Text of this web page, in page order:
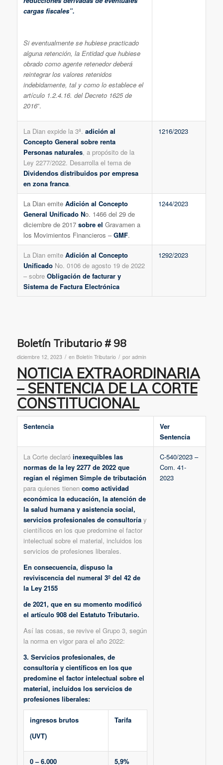
cargas fiscales”.
Si eventualmente se hubiese practicado
alguna retención, la Entidad que hubiese
obrado como agente retenedor deberá
reintegrar los valores retenidos
indebidamente, tal y como lo establece el
artículo 1.2.4.16. del Decreto 1625 de
2016”.
La Dian expide la 3ª. adición al
Concepto General sobre renta
Personas naturales, a propósito de la
Ley 2277/2022. Desarrolla el tema de
Dividendos distribuidos por empresa
en zona franca.
1216/2023
La Dian emite Adición al Concepto
General Unificado No. 1466 del 29 de
diciembre de 2017sobre el Gravamen a
los Movimientos Financieros –GMF.
1244/2023
La Dian emite Adición al Concepto
Unificado No. 0106 de agosto 19 de 2022
– sobreObligación de facturar y
Sistema de Factura Electrónica
1292/2023
Boletín Tributario # 98
diciembre 12, 2023 / en Boletín Tributario / por admin
NOTICIA EXTRAORDINARIA
– SENTENCIA DE LA CORTE
CONSTITUCIONAL
Sentencia
Ver
Sentencia
La Corte declaró inexequibles las
normas de la ley 2277 de 2022 que
regían el régimen Simple de tributación
para quienes tienen como actividad
económica la educación, la atención de
la salud humana y asistencia social,
servicios profesionales de consultoríay
científicos en los que predomine el factor
intelectual sobre el material, incluidos los
servicios de profesiones liberales.
En consecuencia, dispuso la
reviviscencia del numeral 3º del 42 de
la Ley 2155
de 2021, que en su momento modificó
el artículo 908 del Estatuto Tributario.
Así las cosas, se revive el Grupo 3, según
la norma en vigor para el año 2022:
3. Servicios profesionales, de
consultoría y científicos en los que
predomine el factor intelectual sobre el
material, incluidos los servicios de
profesiones liberales:
ingresos brutos
(UVT)
Tarifa
0 – 6.000 5,9%
C-540/2023 –
Com. 41-
2023